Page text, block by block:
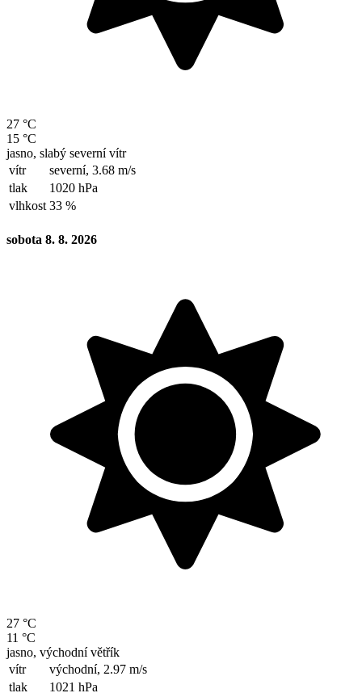
27 °C
15 °C
jasno, slabý severní vítr
vítr
severní, 3.68 m/s
tlak
1020 hPa
vlhkost 33 %
sobota 8. 8. 2026
27 °C
11 °C
jasno, východní větřík
vítr
východní, 2.97 m/s
tlak
1021 hPa